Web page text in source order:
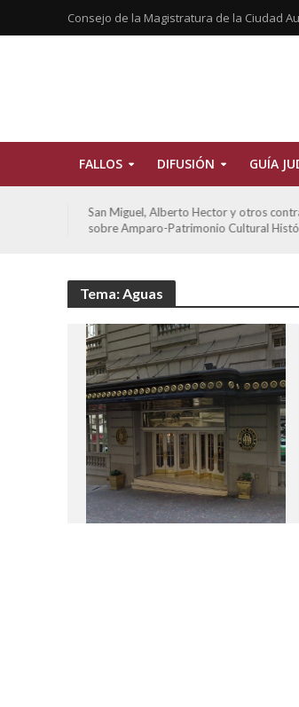
Consejo de la Magistratura de la Ciudad
FALLOS DIFUSIÓN GUÍA
San Miguel, Alberto Hector y otros
sobre Amparo-Patrimonio Cultural
Tema: Aguas